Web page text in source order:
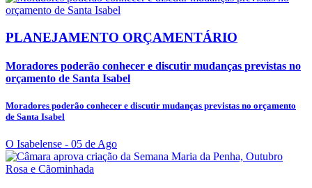
PLANEJAMENTO ORÇAMENTÁRIO
Moradores poderão conhecer e discutir mudanças previstas no
orçamento de Santa Isabel
Moradores poderão conhecer e discutir mudanças previstas no orçamento
de Santa Isabel
O Isabelense - 05 de Ago